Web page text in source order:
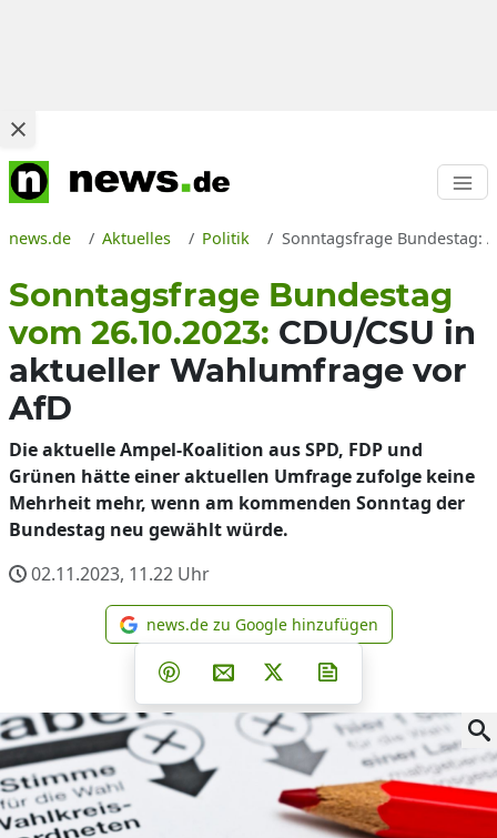
news.de Aktuelles Politik Sonntagsfrage Bundestag:
Sonntagsfrage Bundestag
vom 26.10.2023: CDU/CSU in
aktueller Wahlumfrage vor
AfD
Die aktuelle Ampel-Koalition aus SPD, FDP und
Grünen hätte einer aktuellen Umfrage zufolge keine
Mehrheit mehr, wenn am kommenden Sonntag der
Bundestag neu gewählt würde.
02.11.2023, 11.22 Uhr
news.de zu Google
news.de zu Google hinzufügen
Teilen auf Facebook
Teilen auf Whatsapp
Teilen auf Telegram
Teilen auf Pinterest
Per E-Mail teilen
Post auf X